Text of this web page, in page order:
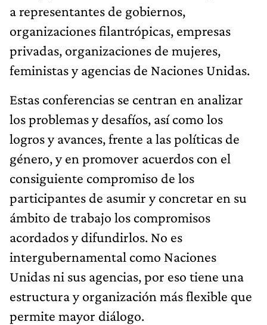
a representantes de gobiernos,
organizaciones filantrópicas, empresas
privadas, organizaciones de mujeres,
feministas y agencias de Naciones Unidas.
Estas conferencias se centran en analizar
los problemas y desafíos, así como los
logros y avances, frente a las políticas de
género, y en promover acuerdos con el
consiguiente compromiso de los
participantes de asumir y concretar en su
ámbito de trabajo los compromisos
acordados y difundirlos. No es
intergubernamental como Naciones
Unidas ni sus agencias, por eso tiene una
estructura y organización más flexible que
permite mayor diálogo.